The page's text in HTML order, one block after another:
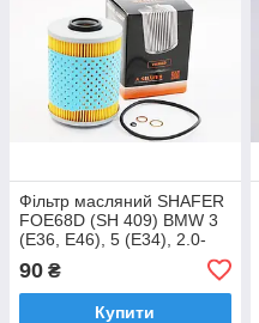
Фільтр масляний SHAFER
FOE68D (SH 409) BMW 3
(E36, E46), 5 (E34), 2.0-
90 ₴
Купити